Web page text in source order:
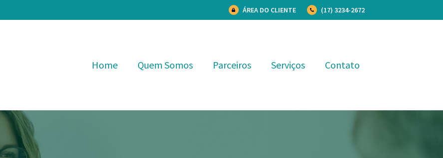
ÁREA DO CLIENTE (17) 3234-2672
Home Quem Somos Parceiros Serviços Contato